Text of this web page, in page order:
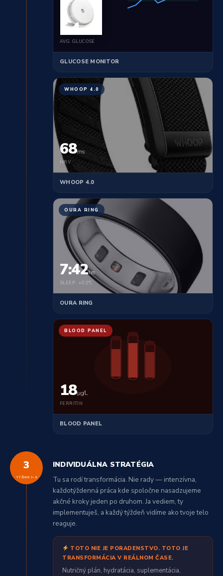
5.4
AVG. GLUCOSE
GLUCOSE MONITOR
WHOOP 4.0
68ms
HRV
WHOOP 4.0
OURA RING
7:42hrs
SLEEP · +0.2°C
OURA RING
BLOOD PANEL
18µg/L
FERRITIN
BLOOD PANEL
3
TÝŽDNE 3–8
INDIVIDUÁLNA STRATÉGIA
Tu sa rodí transformácia. Nie rady — intenzívna,
každotýždenná práca kde spoločne nasadzujeme
akčné kroky jeden po druhom. Ja vediem, ty
implementuješ, a každý týždeň vidíme ako tvoje telo
reaguje.
TOTO NIE JE PORADENSTVO. TOTO JE
TRANSFORMÁCIA V REÁLNOM ČASE.
Nutričný plán, hydratácia, suplementácia,